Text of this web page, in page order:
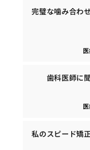
完璧な噛み合わ
歯科医師に
私のスピード矯